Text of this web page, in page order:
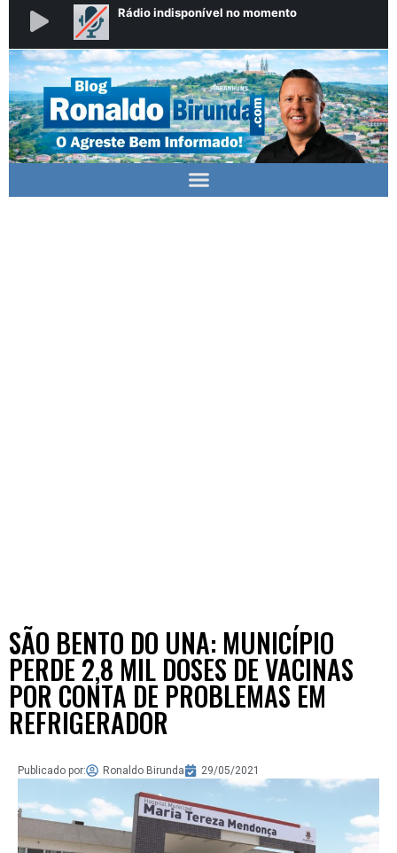
SÃO BENTO DO UNA: MUNICÍPIO
PERDE 2,8 MIL DOSES DE VACINAS
POR CONTA DE PROBLEMAS EM
REFRIGERADOR
Publicado por: Ronaldo Birunda 29/05/2021